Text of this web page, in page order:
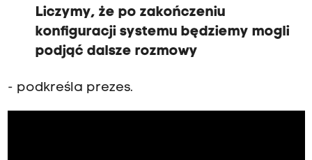
Liczymy, że po zakończeniu
konfiguracji systemu będziemy mogli
podjąć dalsze rozmowy
- podkreśla prezes.